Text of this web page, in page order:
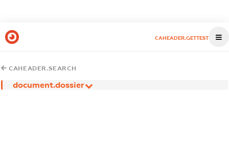
CAHEADER.GETTEST
CAHEADER.SEARCH
document.dossier